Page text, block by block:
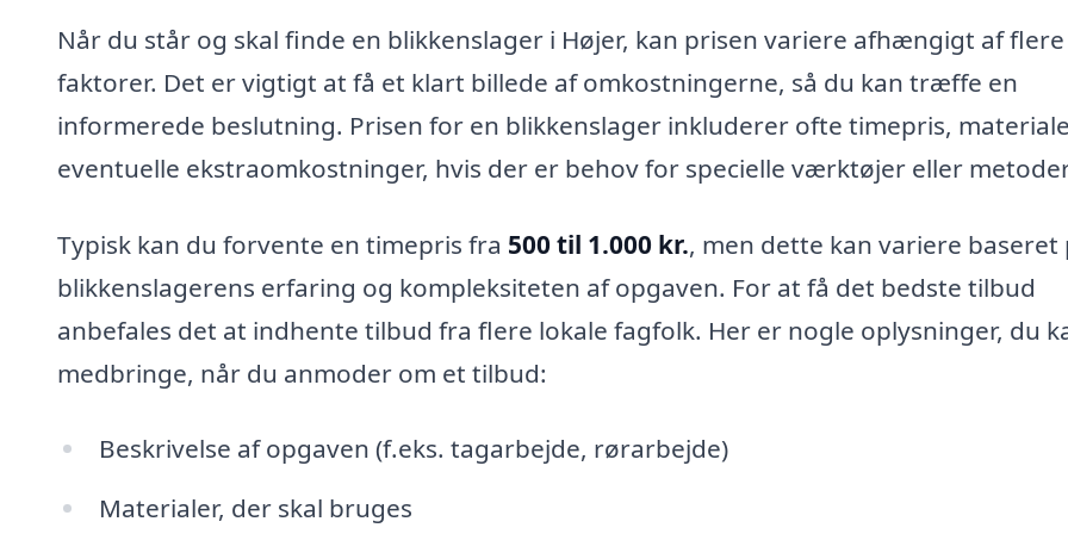
Når du står og skal finde en blikkenslager i Højer, kan prisen variere afhængigt af flere
faktorer. Det er vigtigt at få et klart billede af omkostningerne, så du kan træffe en
informerede beslutning. Prisen for en blikkenslager inkluderer ofte timepris,
eventuelle ekstraomkostninger, hvis der er behov for specielle værktøjer eller
Typisk kan du forvente en timepris fra 500 til 1.000 kr., men dette kan variere baseret
blikkenslagerens erfaring og kompleksiteten af opgaven. For at få det bedste tilbud
anbefales det at indhente tilbud fra flere lokale fagfolk. Her er nogle oplysninger, du
medbringe, når du anmoder om et tilbud:
Beskrivelse af opgaven (f.eks. tagarbejde, rørarbejde)
Materialer, der skal bruges